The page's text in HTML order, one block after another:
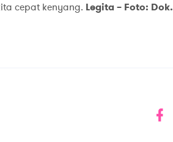
cepat kenyang. Legita – Foto: Dok.